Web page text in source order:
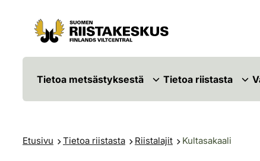
Siirry sisältöön
Siirry sivustokarttaan
Tietoa metsästyksestä Tietoa riistasta
Etusivu Tietoa riistasta Riistalajit Kultasakaali